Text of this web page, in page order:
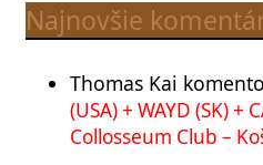
Najnovšie
Thomas Kai
(USA) + WAYD (SK) +
Collosseum Club –